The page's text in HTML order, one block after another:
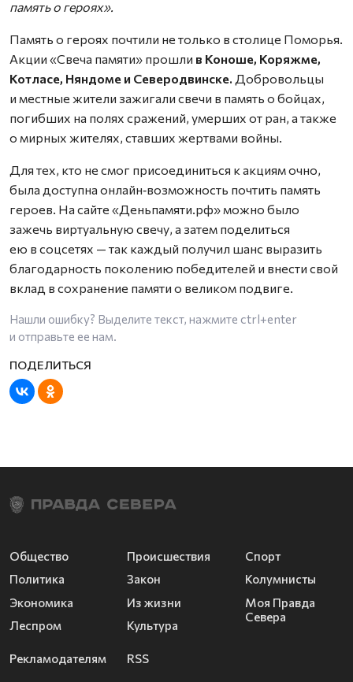
память о героях».
Память о героях почтили не только в столице Поморья.
Акции «Свеча памяти» прошли в Коноше, Коряжме,
Котласе, Няндоме и Северодвинске. Добровольцы
и местные жители зажигали свечи в память о бойцах,
погибших на полях сражений, умерших от ран, а также
о мирных жителях, ставших жертвами войны.
Для тех, кто не смог присоединиться к акциям очно,
была доступна онлайн‑возможность почтить память
героев. На сайте «Деньпамяти.рф» можно было
зажечь виртуальную свечу, а затем поделиться
ею в соцсетях — так каждый получил шанс выразить
благодарность поколению победителей и внести свой
вклад в сохранение памяти о великом подвиге.
Нашли ошибку? Выделите текст, нажмите ctrl+enter
и отправьте ее нам.
Общество
Политика
Экономика
Леспром
Происшествия
Закон
Из жизни
Культура
Спорт
Колумнисты
Моя Правда
Севера
Рекламодателям RSS